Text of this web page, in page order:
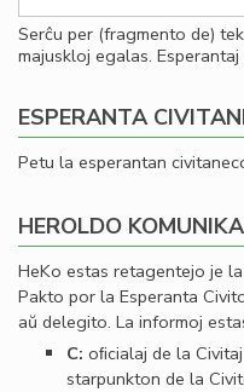
Serĉu per (fragmento de)
majuskloj egalas.
ESPERANTA
Petu la esperantan
HEROLDO
HeKo estas retagentejo je
Pakto por la Esperanta
aŭ delegito. La informoj
C: oﬁcialaj de la
starpunkton de la